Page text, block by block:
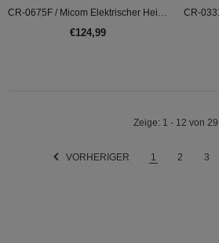
CR-0675F / Micom Elektrischer Heizmethode Reiskocher
€124,99
Zeige: 1 - 12 von 29
VORHERIGER 1 2 3